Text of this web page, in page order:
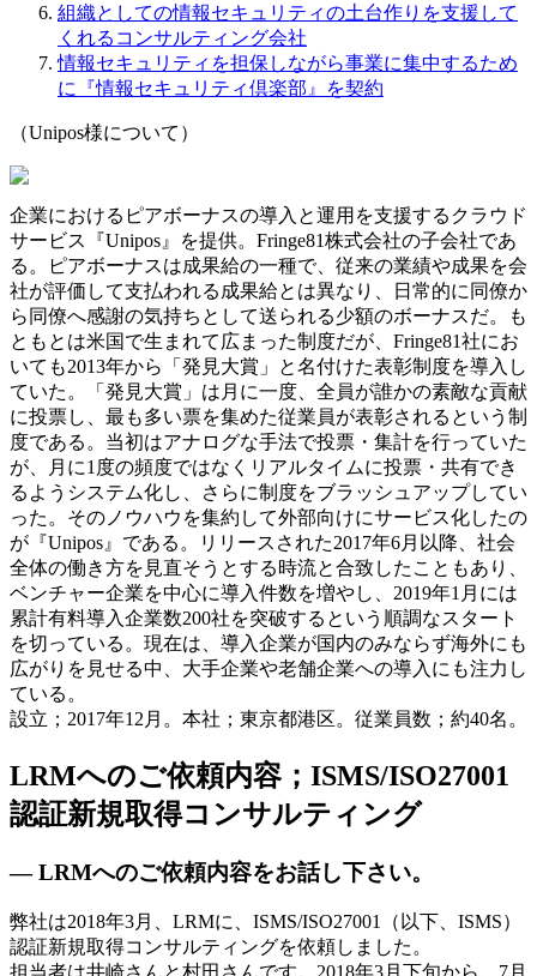
組織としての情報セキュリティの土台作りを支援して
くれるコンサルティング会社
情報セキュリティを担保しながら事業に集中するため
に『情報セキュリティ倶楽部』を契約
（Unipos様について）
企業におけるピアボーナスの導入と運用を支援するクラウド
サービス『Unipos』を提供。Fringe81株式会社の子会社であ
る。ピアボーナスは成果給の一種で、従来の業績や成果を会
社が評価して支払われる成果給とは異なり、日常的に同僚か
ら同僚へ感謝の気持ちとして送られる少額のボーナスだ。も
ともとは米国で生まれて広まった制度だが、Fringe81社にお
いても2013年から「発見大賞」と名付けた表彰制度を導入し
ていた。「発見大賞」は月に一度、全員が誰かの素敵な貢献
に投票し、最も多い票を集めた従業員が表彰されるという制
度である。当初はアナログな手法で投票・集計を行っていた
が、月に1度の頻度ではなくリアルタイムに投票・共有でき
るようシステム化し、さらに制度をブラッシュアップしてい
った。そのノウハウを集約して外部向けにサービス化したの
が『Unipos』である。リリースされた2017年6月以降、社会
全体の働き方を見直そうとする時流と合致したこともあり、
ベンチャー企業を中心に導入件数を増やし、2019年1月には
累計有料導入企業数200社を突破するという順調なスタート
を切っている。現在は、導入企業が国内のみならず海外にも
広がりを見せる中、大手企業や老舗企業への導入にも注力し
ている。
設立；2017年12月。本社；東京都港区。従業員数；約40名。
LRMへのご依頼内容；ISMS/ISO27001
認証新規取得コンサルティング
— LRMへのご依頼内容をお話し下さい。
弊社は2018年3月、LRMに、ISMS/ISO27001（以下、ISMS）
認証新規取得コンサルティングを依頼しました。